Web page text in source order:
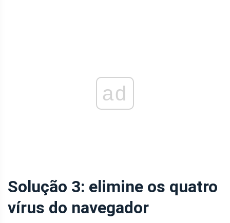
ad
Solução 3: elimine os quatro
vírus do navegador